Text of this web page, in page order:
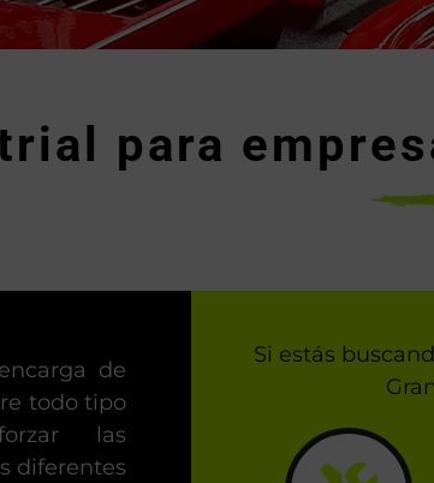
para
de
todo tipo
las
diferentes
Si estás